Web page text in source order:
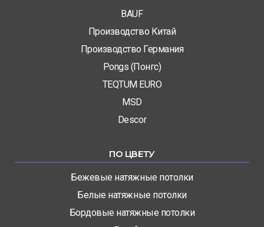
BAUF
Производство Китай
Производство Германия
Pongs (Понгс)
TEQTUM EURO
MSD
Descor
ПО ЦВЕТУ
Бежевые натяжные потолки
Белые натяжные потолки
Бордовые натяжные потолки